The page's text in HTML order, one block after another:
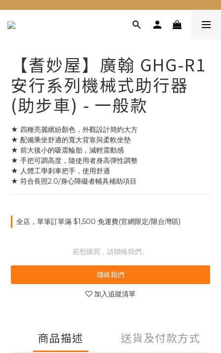
【耆妙屋】廣翰 GHG-R1
安行系列機械式助行器
(助步車) - 一般款
★ 四種亮麗繽紛顏色，外觀設計簡約大方
★ 配備乘坐舒適的寬大背靠與柔軟坐墊
★ 前大後小的吸震輪胎，減輕震動感
★ 手把可調高度，隨使用者身高彈性調整
★ 人體工學剎車把手，使用舒適
★ 符合長照2.0/身心障礙者輔具補助項目
全店，單筆訂單滿 $1,500 免運費(官網限定/限台灣區)
若想購買，請聯絡我們。
聯絡我們
加入追蹤清單
商品描述 送貨及付款方式